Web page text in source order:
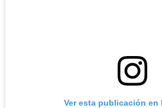
Ver esta publicación en